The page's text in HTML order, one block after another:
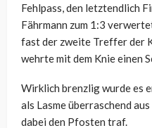
Fehlpass, den letztendlich
Fährmann zum 1:3
fast der zweite Treffer der
wehrte mit dem Knie einen
Wirklich brenzlig wurde es
als Lasme überraschend
dabei den Pfosten traf.